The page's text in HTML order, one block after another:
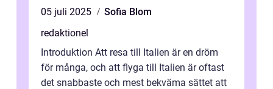
05 juli 2025
Sofia Blom
redaktionel
Introduktion Att resa till Italien är en dröm
för många, och att flyga till Italien är oftast
det snabbaste och mest bekväma sättet att